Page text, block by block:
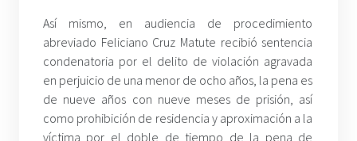
Así mismo, en audiencia de procedimiento
abreviado Feliciano Cruz Matute recibió sentencia
condenatoria por el delito de violación agravada
en perjuicio de una menor de ocho años, la pena es
de nueve años con nueve meses de prisión, así
como prohibición de residencia y aproximación a la
víctima por el doble de tiempo de la pena de